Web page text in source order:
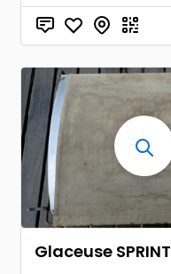
Glaceuse SPRINT